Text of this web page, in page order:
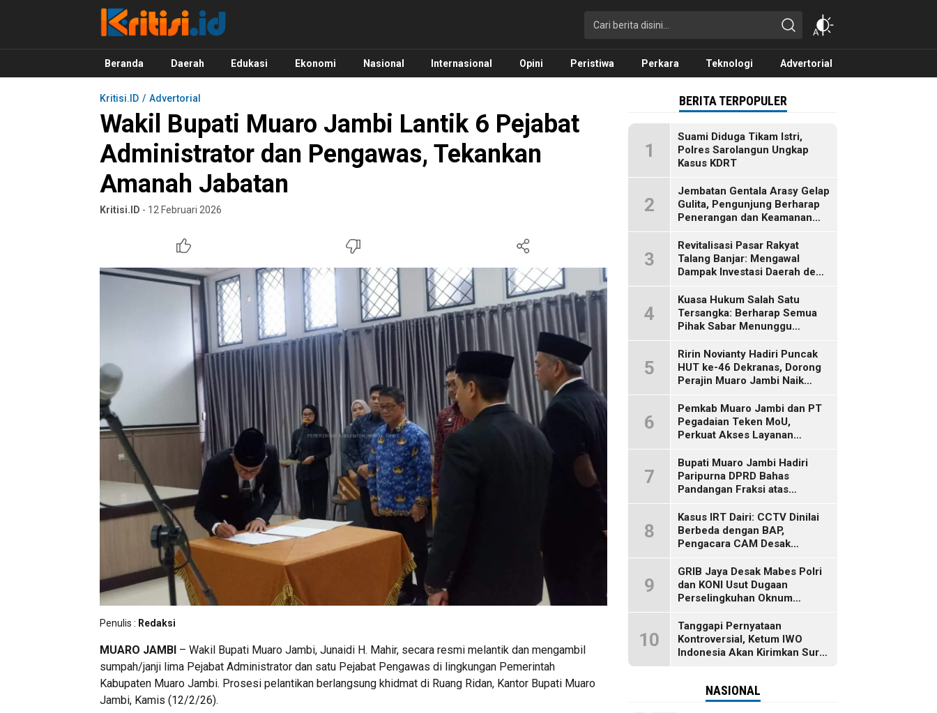
Kritisi.ID
Kritik untuk Negeri!
Beranda Daerah Edukasi Ekonomi Nasional Internasional Opini Peristiwa Perkara Teknologi Advertorial
Kritisi.ID Advertorial
Wakil Bupati Muaro Jambi Lantik 6 Pejabat
Administrator dan Pengawas, Tekankan
Amanah Jabatan
Kritisi.ID - 12 Februari 2026
Penulis : Redaksi
MUARO JAMBI – Wakil Bupati Muaro Jambi, Junaidi H. Mahir, secara resmi melantik dan mengambil
sumpah/janji lima Pejabat Administrator dan satu Pejabat Pengawas di lingkungan Pemerintah
Kabupaten Muaro Jambi. Prosesi pelantikan berlangsung khidmat di Ruang Ridan, Kantor Bupati Muaro
Jambi, Kamis (12/2/26).
BERITA TERPOPULER
1
Suami Diduga Tikam Istri,
Polres Sarolangun Ungkap
Kasus KDRT
2
Jembatan Gentala Arasy Gelap
Gulita, Pengunjung Berharap
Penerangan dan Keamanan
3
Revitalisasi Pasar Rakyat
Talang Banjar: Mengawal
Dampak Investasi Daerah demi
4
Kuasa Hukum Salah Satu
Tersangka: Berharap Semua
Pihak Sabar Menunggu
5
Ririn Novianty Hadiri Puncak
HUT ke-46 Dekranas, Dorong
Perajin Muaro Jambi Naik
6
Pemkab Muaro Jambi dan PT
Pegadaian Teken MoU,
Perkuat Akses Layanan
7
Bupati Muaro Jambi Hadiri
Paripurna DPRD Bahas
Pandangan Fraksi atas
Pertanggungjawaban APBD
2025
8
Kasus IRT Dairi: CCTV Dinilai
Berbeda dengan BAP,
Pengacara CAM Desak
9
GRIB Jaya Desak Mabes Polri
dan KONI Usut Dugaan
Perselingkuhan Oknum
10
Tanggapi Pernyataan
Kontroversial, Ketum IWO
Indonesia Akan Kirimkan Surat
NASIONAL